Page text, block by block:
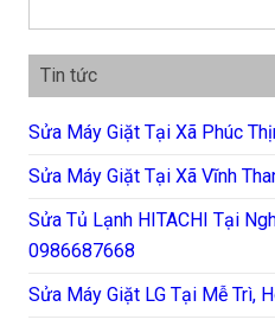
Tin tức
Sửa Máy Giặt Tại Xã Phúc
Sửa Máy Giặt Tại Xã Vĩnh
Sửa Tủ Lạnh HITACHI Tại
0986687668
Sửa Máy Giặt LG Tại Mễ Trì,